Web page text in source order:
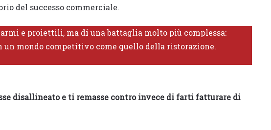
del successo commerciale.
e proiettili, ma di una battaglia molto più complessa:
mondo competitivo come quello della ristorazione.
disallineato e ti remasse contro invece di farti fatturare di